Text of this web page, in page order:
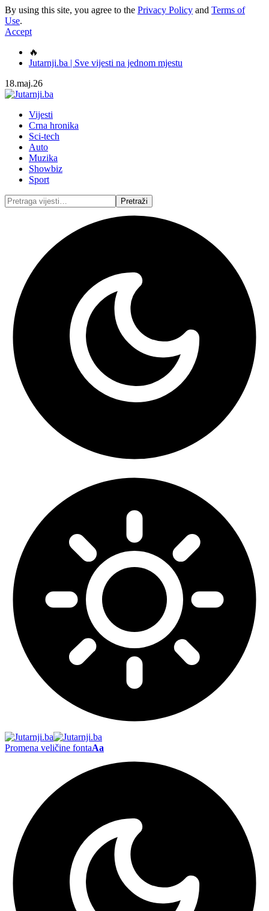
By using this site, you agree to the Privacy Policy and Terms of
Use.
Accept
🔥
Jutarnji.ba | Sve vijesti na jednom mjestu
18.maj.26
Vijesti
Crna hronika
Sci-tech
Auto
Muzika
Showbiz
Sport
Promena veličine fontaAa